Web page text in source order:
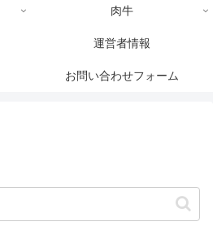
肉牛
運営者情報
お問い合わせフォーム